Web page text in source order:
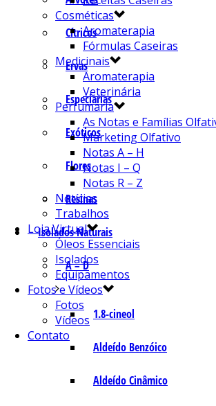
Cítricos
Ervas
Especiarias
Exóticos
Flores
Resinas
Isolados Naturais
A – D
1.8-cineol
Aldeído Benzóico
Aldeído Cinâmico
Cosméticas
Aromaterapia
Fórmulas Caseiras
Medicinais
Aromaterapia
Veterinária
Perfumaria
As Notas e Famílias
Marketing Olfativo
Notas A – H
Notas I – Q
Notas R – Z
Notícias
Trabalhos
Loja Virtual
Óleos Essenciais
Isolados
Equipamentos
Fotos e Vídeos
Fotos
Vídeos
Contato